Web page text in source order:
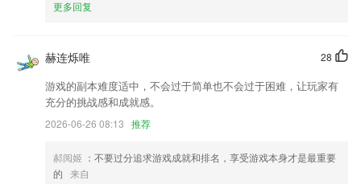
1.学习圈｜你真的会学习吗？
3.视频学习，随时随地都可以去进行，课程更加全面
4.首款基于人工智能的文言文翻译系统，上至先秦文学，下到明清小文，
都可极速翻译
5.每个字母都有字母跟读课程，2265小朋友要将字母读出来。
6.权威外教，钟叔英语学习公式，零基础也能快速说英语！
更多回复
28
赫连烁唯
游戏的副本难度适中，不会过于简单也不会过于困难，让玩家有
充分的挑战感和成就感。
2026-06-26 08:13 推荐
郝阅姬 ：不要过分追求游戏成就和排名，享受游戏本身才是最重要
的 来自